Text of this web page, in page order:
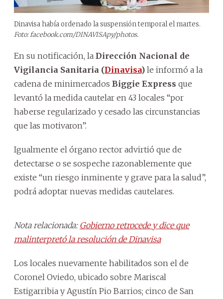
Dinavisa había ordenado la suspensión temporal el martes.
Foto: facebook.com/DINAVISApy/photos.
En su notificación, la Dirección Nacional de
Vigilancia Sanitaria (Dinavisa) le informó a la
cadena de minimercados Biggie Express que
levantó la medida cautelar en 43 locales “por
haberse regularizado y cesado las circunstancias
que las motivaron”.
Igualmente el órgano rector advirtió que de
detectarse o se sospeche razonablemente que
existe “un riesgo inminente y grave para la salud”,
podrá adoptar nuevas medidas cautelares.
Nota relacionada: Gobierno retrocede y dice que
malinterpretó la resolución de Dinavisa
Los locales nuevamente habilitados son el de
Coronel Oviedo, ubicado sobre Mariscal
Estigarribia y Agustín Pio Barrios; cinco de San